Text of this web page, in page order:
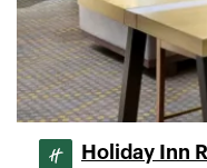
Holiday Inn